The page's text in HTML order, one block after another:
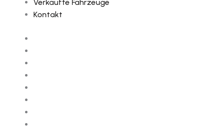
Verkaufte Fahrzeuge
Kontakt